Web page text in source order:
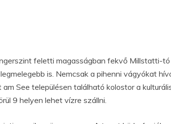
feletti magasságban fekvő Millstatti-tó
is. Nemcsak a pihenni vágyókat
See településen található kolostor a
9 helyen lehet vízre szállni.